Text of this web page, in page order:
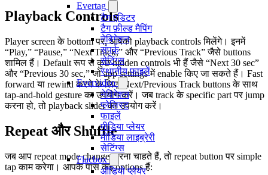
Evertag
टैग एडिटर
टैग फ़ील्ड मैपिंग
नेविगेशन
संपर्क
सेटिंग्स
स्थानीय फ़ाइलें
Evervideo
नेविगेशन
प्लेलिस्ट
फाइलें
मीडिया प्लेयर
मीडिया लाइब्रेरी
सेटिंग्स
Flacbox
ऑडियो प्लेयर
Playback Controls
Player screen के bottom पर, आपको playback controls मिलेंगे। इनमें
“Play,” “Pause,” “Next Track,” और “Previous Track” जैसे buttons
शामिल हैं। Default रूप से कुछ hidden controls भी हैं जैसे “Next 30 sec”
और “Previous 30 sec,” जो app settings में enable किए जा सकते हैं। Fast
forward या rewind करने के लिए, Next/Previous Track buttons के साथ
tap-and-hold gesture का उपयोग करें। जब track के specific part पर jump
करना हो, तो playback slider का उपयोग करें।
Repeat और Shuffle
जब आप repeat mode change करना चाहते हैं, तो repeat button पर simple
tap काम करेगा। आपके पास कई options हैं: